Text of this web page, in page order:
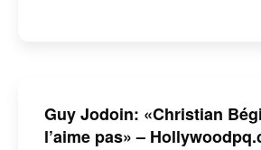
Guy Jodoin: «Christian
l’aime pas» –